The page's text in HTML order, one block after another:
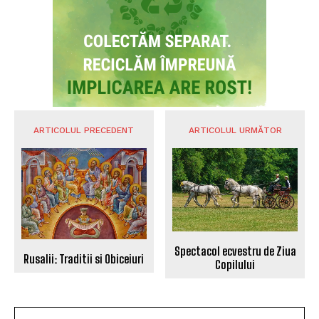
ARTICOLUL PRECEDENT
Rusalii: Traditii si Obiceiuri
ARTICOLUL URMĂTOR
Spectacol ecvestru de Ziua
Copilului